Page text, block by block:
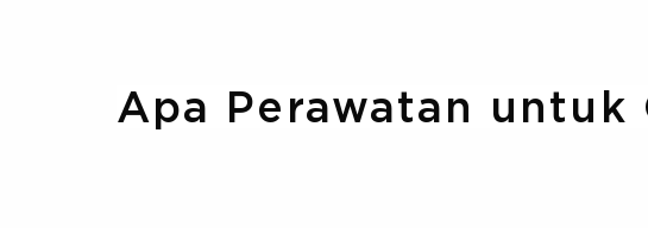
Apa Perawatan untuk